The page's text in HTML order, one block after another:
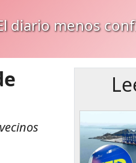
diario menos